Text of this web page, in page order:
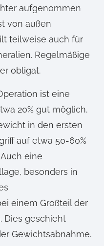
aufgenommen
von außen
teilweise auch für
Regelmäßige
obligat.
ist eine
20% gut möglich.
in den ersten
auf etwa 50-60%
eine
besonders in
einem Großteil der
Dies geschieht
Gewichtsabnahme.